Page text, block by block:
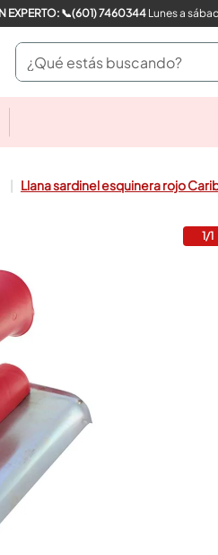
COMPRA CON UN EXPERTO: 📞(601) 7460344Lunes a
¿Qué estás buscando?
Llana sardinel esquinera rojo
1/1
closet
sanitarios